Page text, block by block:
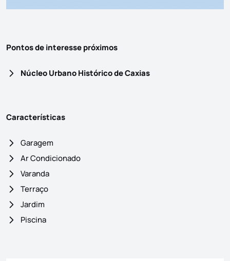
Pontos de interesse próximos
Núcleo Urbano Histórico de Caxias
Características
Garagem
Ar Condicionado
Varanda
Terraço
Jardim
Piscina